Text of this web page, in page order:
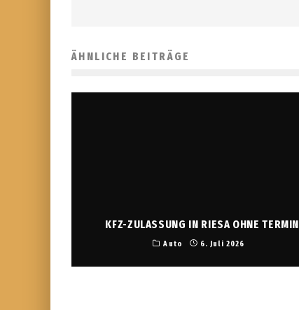
ÄHNLICHE BEITRÄGE
KFZ-ZULASSUNG IN RIESA OHNE TERMIN
Auto 6. Juli 2026